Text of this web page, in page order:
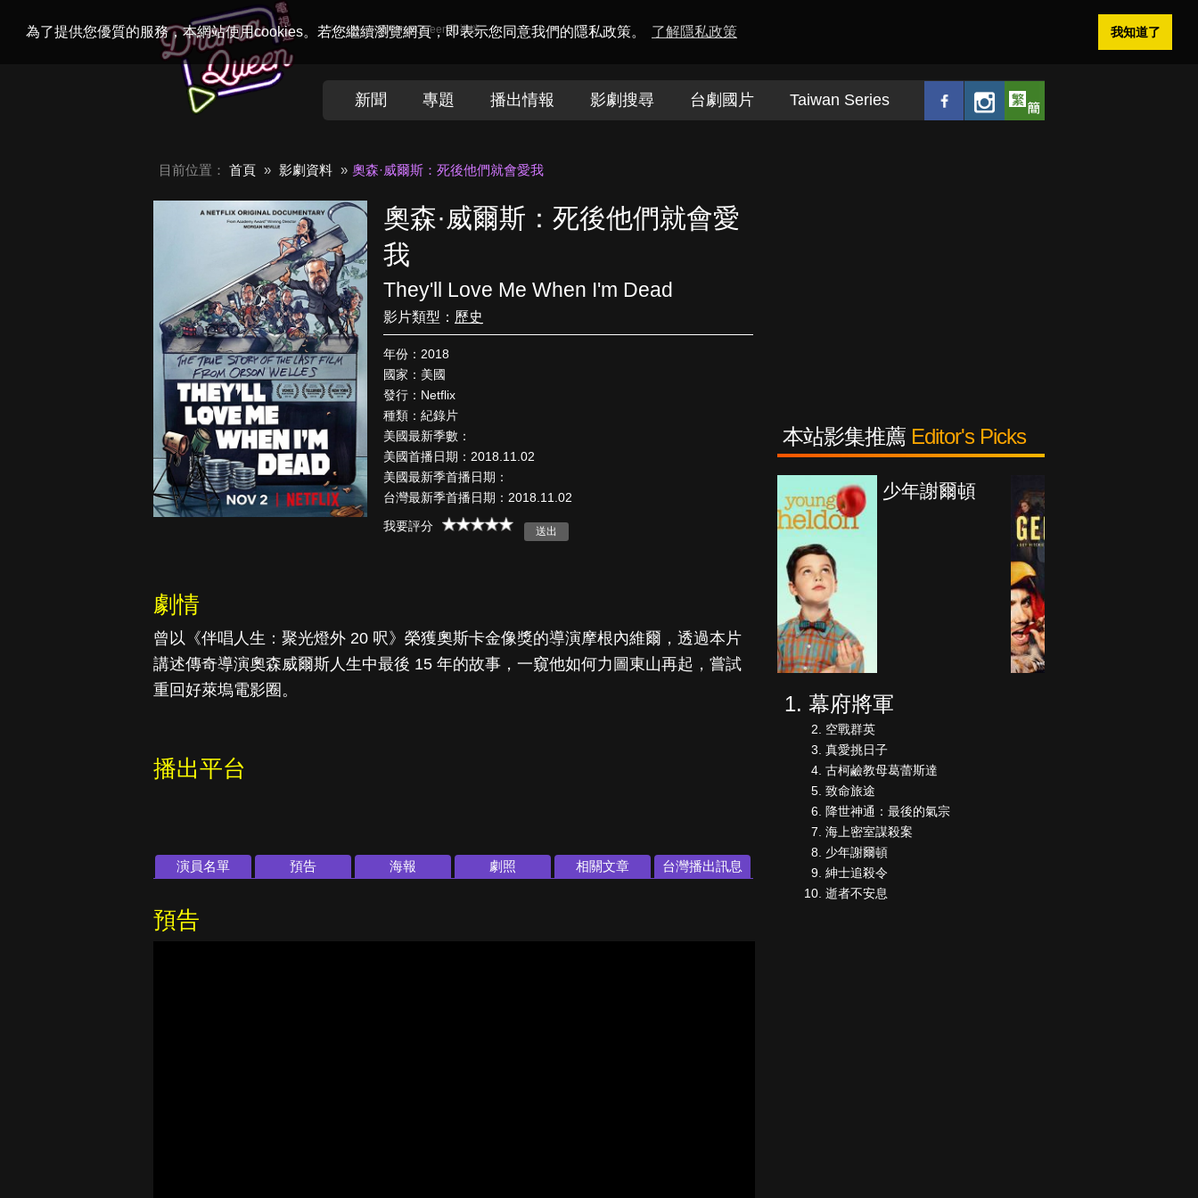
為了提供您優質的服務，本網站使用cookies。若您繼續瀏覽網頁，即表示您同意我們的隱私政策。 了解隱私政策 我知道了
Welcome toDramaQueen電視迷
新聞 專題 播出情報 影劇搜尋 台劇國片 Taiwan Series
目前位置： 首頁 影劇資料 奧森·威爾斯：死後他們就會愛我
奧森·威爾斯：死後他們就會愛
我
They'll Love Me When I'm Dead
影片類型： 歷史
年份：2018
國家：美國
發行：Netflix
種類：紀錄片
美國最新季數：
美國首播日期：2018.11.02
美國最新季首播日期：
台灣最新季首播日期：2018.11.02
我要評分
劇情
曾以《伴唱人生：聚光燈外 20 呎》榮獲奧斯卡金像獎的導演摩根內維爾，透過本片
講述傳奇導演奧森威爾斯人生中最後 15 年的故事，一窺他如何力圖東山再起，嘗試
重回好萊塢電影圈。
播出平台
演員名單 預告 海報 劇照 相關文章 台灣播出訊息
預告
本站影集推薦 Editor's Picks
降世神通：最
後的氣宗
海上密室謀殺
紳士追殺令
幕府將軍
空戰群英
真愛挑日子
古柯鹼教母葛蕾斯達
致命旅途
降世神通：最後的氣宗
海上密室謀殺案
少年謝爾頓
紳士追殺令
逝者不安息